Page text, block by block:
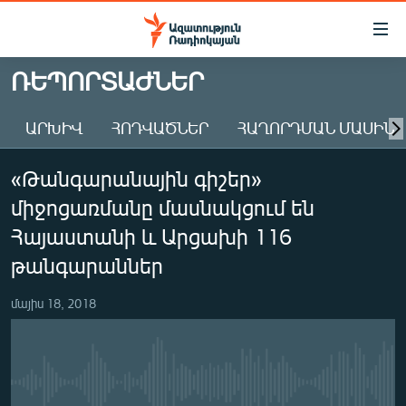
Մատչելիության
Անցնել
հիմնական
Անցնել
հիմնական
մենյուին
Որոնում
ԱԶԱՏՈՒԹՅՈՒՆ TV
ՀԱՅԱՍՏԱՆ
ԸՆՏՐՈՒԹՅՈՒՆՆԵՐ 2026
ԻՐԱՎՈՒՆՔ
ՀԱՍԱՐԱԿՈՒԹՅՈՒՆ
ՂԱՐԱԲԱՂ
ՌԵՊՈՐՏԱԺՆԵՐ
ԱՐԽԻՎ ՀՈԴՎԱԾՆԵՐ ՀԱՂՈՐԴՄԱՆ ՄԱՍԻՆ
«Թանգարանային գիշեր»
միջոցառմանը մասնակցում են
Հայաստանի և Արցախի 116
թանգարաններ
մայիս 18, 2018